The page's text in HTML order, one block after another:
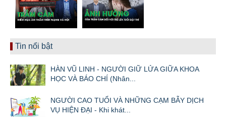
Tin nổi bật
HÀN VŨ LINH - NGƯỜI GIỮ LỬA GIỮA KHOA
HỌC VÀ BÁO CHÍ (Nhân...
NGƯỜI CAO TUỔI VÀ NHỮNG CẠM BẪY DỊCH
VỤ HIỆN ĐẠI - Khi khát...